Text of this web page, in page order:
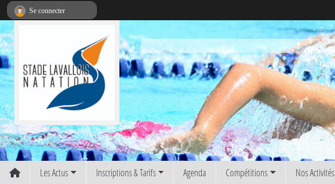
Les Actus Inscriptions & Tarifs Agenda Compétitions Nos Activités
Se connecter
Panneau de gestion des cookies